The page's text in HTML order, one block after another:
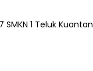
1 Teluk Kuantan